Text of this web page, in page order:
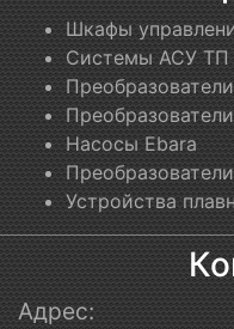
Шкафы
Системы АСУ ТП
Насосы Ebara
Устройства
Адрес: